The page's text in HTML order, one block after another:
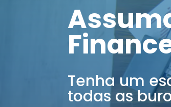
Tenha um
todas as